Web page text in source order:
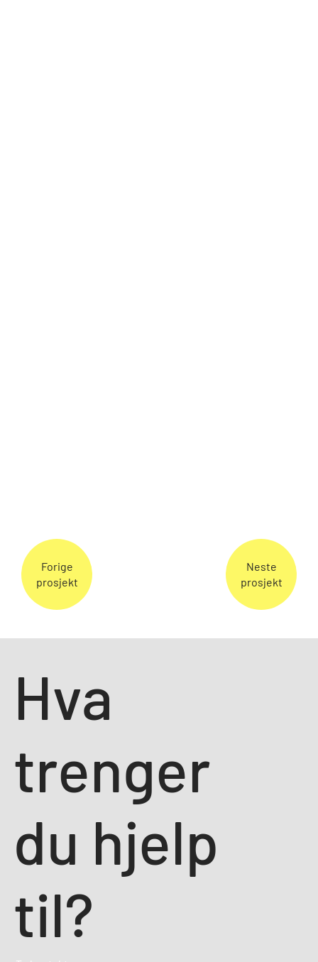
Forige
prosjekt
Neste
prosjekt
Hva
trenger
du hjelp
til?